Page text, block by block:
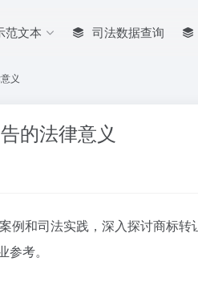
范文本 司法数据查询
义
的法律意义
例和司法实践，深入探讨商标
考。